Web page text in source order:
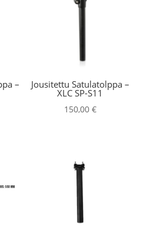
– Jousitettu Satulatolppa –
XLC SP-S11
150,00 €